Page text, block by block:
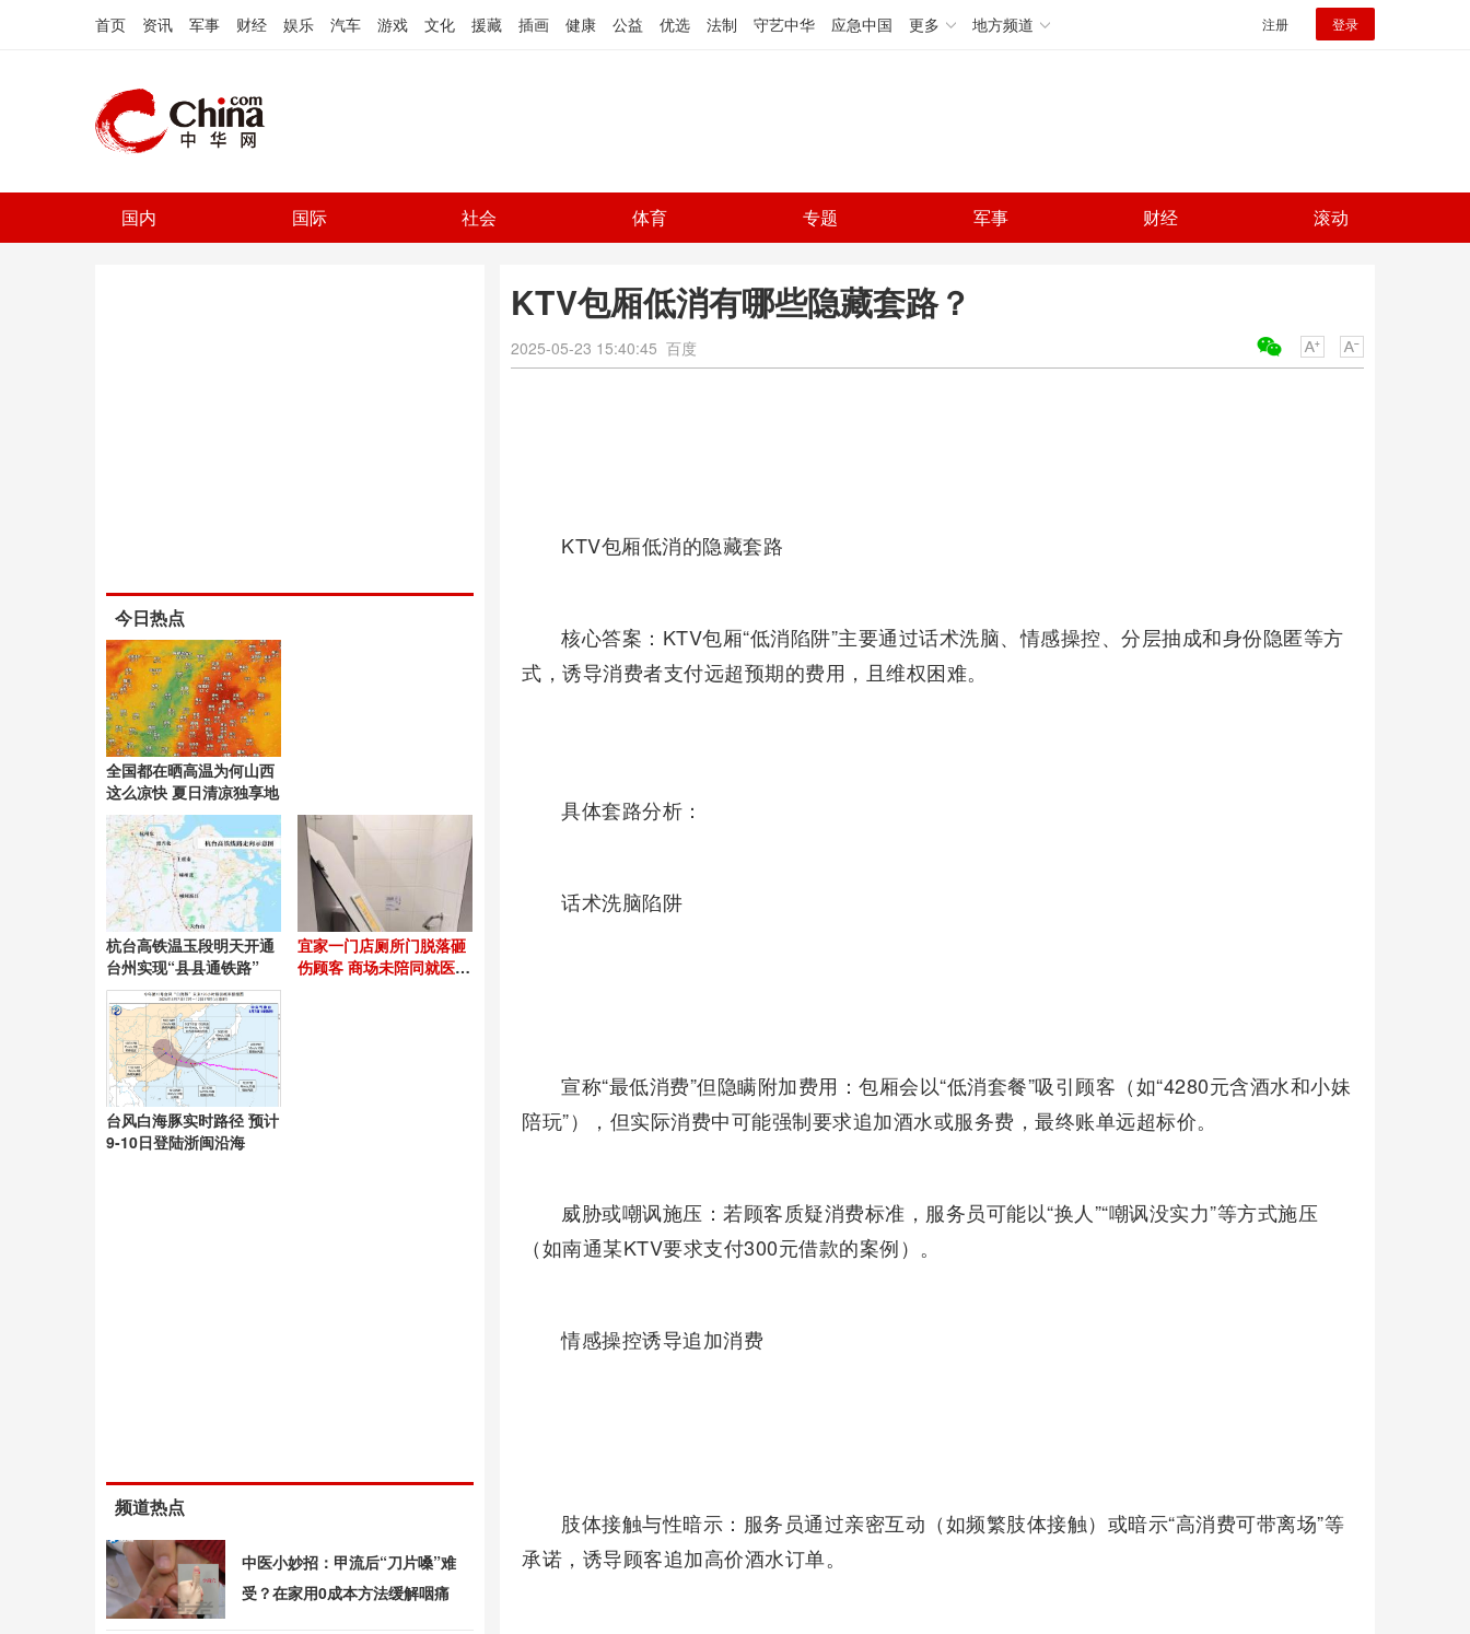
首页 资讯 军事 财经 娱乐 汽车 游戏 文化 援藏 插画 健康 公益 优选 法制 守艺中华 应急中国 更多 地方频道 注册 登录
国内 国际 社会 体育 专题 军事 财经 滚动
KTV包厢低消有哪些隐藏套路？
2025-05-23 15:40:45 百度
KTV包厢低消的隐藏套路
‌核心答案‌：KTV包厢“低消陷阱”主要通过‌话术洗脑、情感操控、分层抽成和身份隐匿‌等方
式，诱导消费者支付远超预期的费用，且维权困难。
具体套路分析：
‌话术洗脑陷阱‌
‌宣称“最低消费”但隐瞒附加费用‌：包厢会以“低消套餐”吸引顾客（如“4280元含酒水和小妹
陪玩”），但实际消费中可能强制要求追加酒水或服务费，最终账单远超标价。
‌威胁或嘲讽施压‌：若顾客质疑消费标准，服务员可能以“换人”“嘲讽没实力”等方式施压
（如南通某KTV要求支付300元借款的案例）。
‌情感操控诱导追加消费‌
‌肢体接触与性暗示‌：服务员通过亲密互动（如频繁肢体接触）或暗示“高消费可带离场”等
承诺，诱导顾客追加高价酒水订单。
今日热点
全国都在晒高温为何山西
这么凉快 夏日清凉独享地
杭台高铁温玉段明天开通
台州实现“县县通铁路”
宜家一门店厕所门脱落砸
伤顾客 商场未陪同就医引
台风白海豚实时路径 预计
9-10日登陆浙闽沿海
频道热点
中医小妙招：甲流后“刀片嗓”难
受？在家用0成本方法缓解咽痛